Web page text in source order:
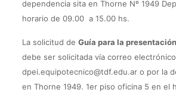
dependencia sita en Thorne Nº 1949
horario de 09.00 a 15.00 hs.
La solicitud de Guía para la
debe ser solicitada vía correo electrónico
dpei.equipotecnico@tdf.edu.ar o por la
en Thorne 1949. 1er piso oficina 5 en el